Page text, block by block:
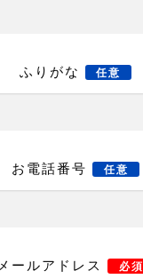
ふりがな 任意
お電話番号 任意
ールアドレス 必須